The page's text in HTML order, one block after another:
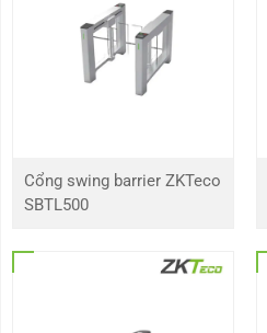
Cổng swing barrier ZKTeco
SBTL500